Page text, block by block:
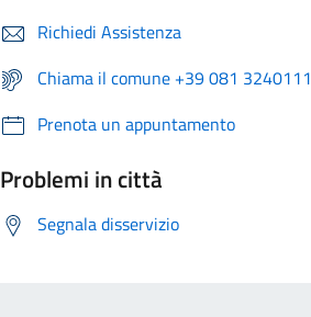
Richiedi Assistenza
Chiama il comune +39 081 3240111
Prenota un appuntamento
Problemi in città
Segnala disservizio